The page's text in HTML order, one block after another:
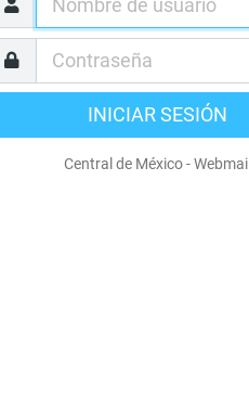
INICIAR SESIÓN
Central de México - Webmail